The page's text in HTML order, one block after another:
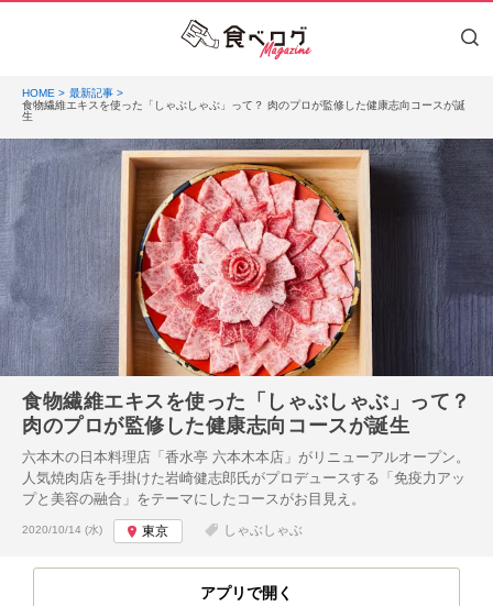
HOME
最新記事
食物繊維エキスを使った「しゃぶしゃぶ」って？ 肉のプロが監修した健康志向コースが誕
生
食物繊維エキスを使った「しゃぶしゃぶ」って？
肉のプロが監修した健康志向コースが誕生
六本木の日本料理店「香水亭 六本木本店」がリニューアルオープン。
人気焼肉店を手掛けた岩崎健志郎氏がプロデュースする「免疫力アッ
プと美容の融合」をテーマにしたコースがお目見え。
投稿日:
2020/10/14 (水) 東京 しゃぶしゃぶ
アプリで開く